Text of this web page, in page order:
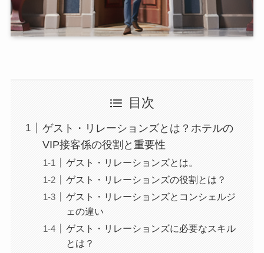
目次
ゲスト・リレーションズとは？ホテルの
VIP接客係の役割と重要性
ゲスト・リレーションズとは。
ゲスト・リレーションズの役割とは？
ゲスト・リレーションズとコンシェルジ
ェの違い
ゲスト・リレーションズに必要なスキル
とは？